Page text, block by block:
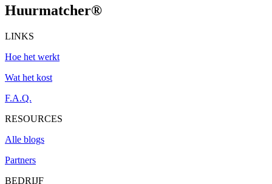
Huurmatcher®
LINKS
Hoe het werkt
Wat het kost
F.A.Q.
RESOURCES
Alle blogs
Partners
BEDRIJF